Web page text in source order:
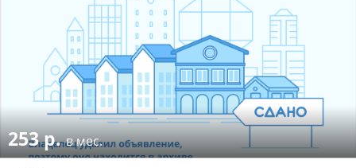
253 р.в мес.